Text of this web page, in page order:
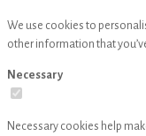
We use cookies to
other information that
Necessary
Necessary cookies help